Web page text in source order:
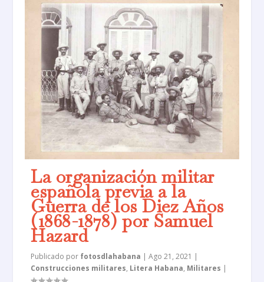
La organización militar
española previa a la
Guerra de los Diez Años
(1868-1878) por Samuel
Hazard
Publicado por fotosdlahabana |Ago 21, 2021 |
Construcciones militares, Litera Habana, Militares |